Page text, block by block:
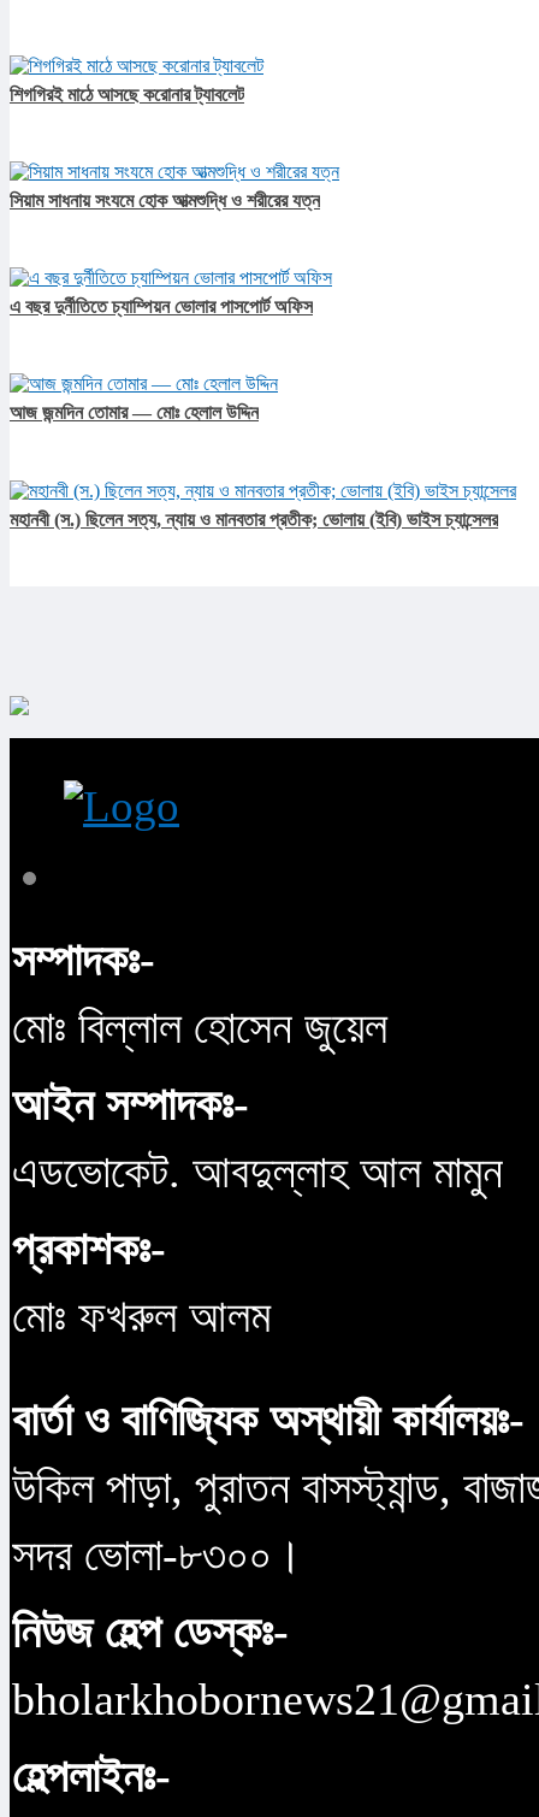
শিগগিরই মাঠে আসছে করোনার ট্যাবলেট
সিয়াম সাধনায় সংযমে হোক আত্মশুদ্ধি ও শরীরের যত্ন
এ বছর দুর্নীতিতে চ্যাম্পিয়ন ভোলার পাসপোর্ট অফিস
আজ জন্মদিন তোমার — মোঃ হেলাল উদ্দিন
মহানবী (স.) ছিলেন সত্য, ন্যায় ও মানবতার প্রতীক; ভোলায় (ইবি) ভাইস চ্যান্সেলর
সম্পাদকঃ-
মোঃ বিল্লাল হোসেন জুয়েল
আইন সম্পাদকঃ-
এডভোকেট. আবদুল্লাহ আল মামুন
প্রকাশকঃ-
মোঃ ফখরুল আলম
বার্তা ও বাণিজ্যিক অস্থায়ী কার্যালয়ঃ-
উকিল পাড়া, পুরাতন বাসস্ট্যান্ড,
সদর ভোলা-৮৩০০।
নিউজ হেল্প ডেস্কঃ-
হেল্পলাইনঃ-